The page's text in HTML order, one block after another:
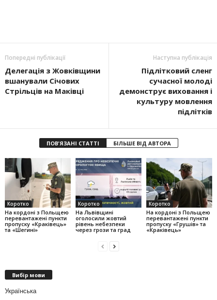
Попередні публікації
Делегація з Жовківщини
вшанували Січових
Стрільців на Маківці
Наступна публікація
Підлітковий сленг
сучасної молоді
демонструє виховання і
культуру мовлення
підлітків
ПОВ'ЯЗАНІ СТАТТІ БІЛЬШЕ ВІД АВТОРА
Коротко
На кордоні з Польщею
перевантажені пункти
пропуску «Краківець»
та «Шегині»
Коротко
На Львівщині
оголосили жовтий
рівень небезпеки
через грози та град
Коротко
На кордоні з Польщею
перевантажені пункти
пропуску «Грушів» та
«Краківець»
Вибір мови
Українська